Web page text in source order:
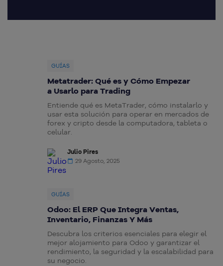
GUÍAS
Metatrader: Qué es y Cómo Empezar
a Usarlo para Trading
Entiende qué es MetaTrader, cómo instalarlo y
usar esta solución para operar en mercados de
forex y cripto desde la computadora, tableta o
celular.
Julio Pires
29 Agosto, 2025
GUÍAS
Odoo: El ERP Que Integra Ventas,
Inventario, Finanzas Y Más
Descubra los criterios esenciales para elegir el
mejor alojamiento para Odoo y garantizar el
rendimiento, la seguridad y la escalabilidad para
su negocio.